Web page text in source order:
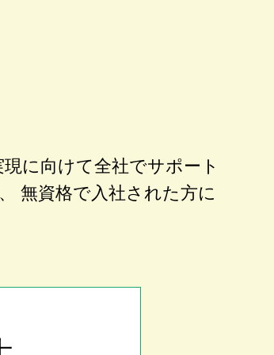
に向けて全社でサポート
無資格で入社された方に